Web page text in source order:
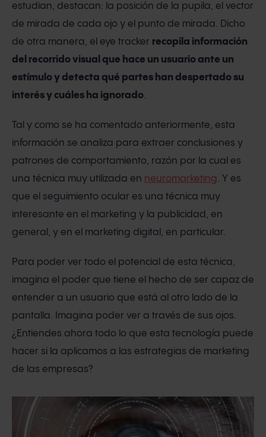
estudian, destacan: la posición de la pupila, el vector
de mirada de cada ojo y el punto de mirada. Dicho
de otra manera, el eye tracker recopila información
del recorrido visual que hace un usuario ante un
estímulo y detecta qué partes han despertado su
interés y cuáles ha ignorado.
Tal y como se ha comentado anteriormente, esta
información se analiza para extraer conclusiones y
patrones de comportamiento, razón por la cual es
una técnica muy utilizada en neuromarketing. Y es
que el seguimiento ocular es una técnica muy
interesante en el marketing y la publicidad, en
general, y en el marketing digital, en particular.
Para poder ver todo el potencial de esta técnica,
imagina el poder que tiene el hecho de ser capaz de
entender a un usuario que está al otro lado de la
pantalla. Imagina poder ver a través de sus ojos.
¿Entiendes ahora todo lo que esta tecnología puede
hacer si la aplicamos a las estrategias de marketing
de las empresas?